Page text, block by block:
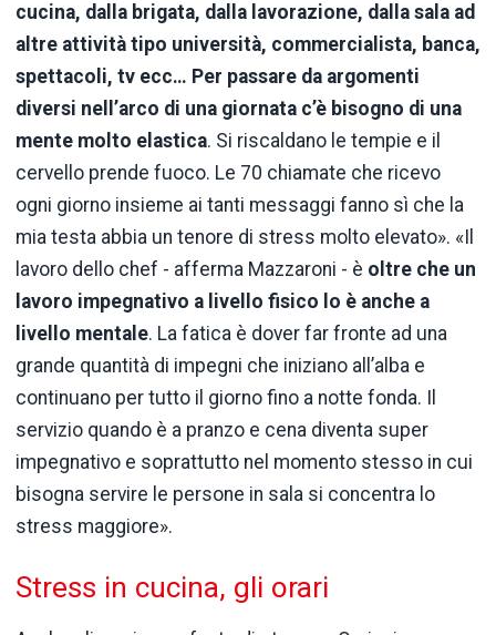
cucina, dalla brigata, dalla lavorazione, dalla sala ad
altre attività tipo università, commercialista, banca,
spettacoli, tv ecc… Per passare da argomenti
diversi nell’arco di una giornata c’è bisogno di una
mente molto elastica. Si riscaldano le tempie e il
cervello prende fuoco. Le 70 chiamate che ricevo
ogni giorno insieme ai tanti messaggi fanno sì che la
mia testa abbia un tenore di stress molto elevato». «Il
lavoro dello chef - afferma Mazzaroni - è oltre che un
lavoro impegnativo a livello fisico lo è anche a
livello mentale. La fatica è dover far fronte ad una
grande quantità di impegni che iniziano all’alba e
continuano per tutto il giorno fino a notte fonda. Il
servizio quando è a pranzo e cena diventa super
impegnativo e soprattutto nel momento stesso in cui
bisogna servire le persone in sala si concentra lo
stress maggiore».
Stress in cucina, gli orari